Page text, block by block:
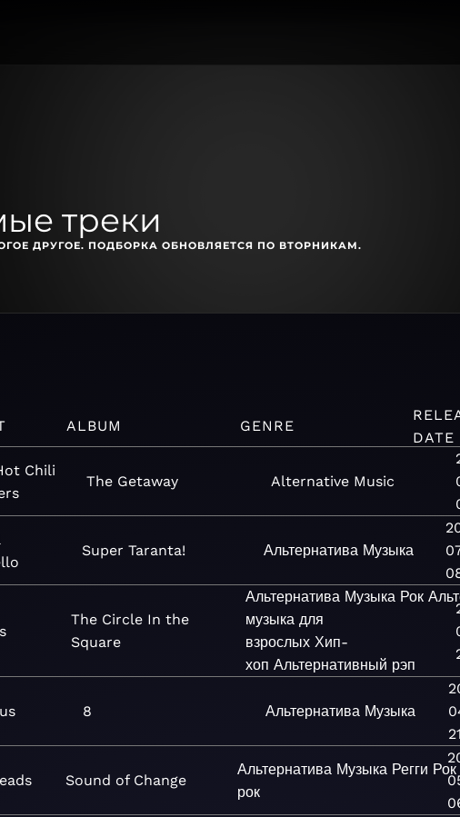
треки
ДРУГОЕ. ПОДБОРКА ОБНОВЛЯЕТСЯ ПО ВТОРНИКАМ.
ALBUM GENRE
DATE
Chili
The Getaway Alternative Music
Super Taranta! Альтернатива Музыка
The Circle In the
Square
Альтернатива Музыка Рок
музыка для
взрослых Хип-
хоп Альтернативный рэп
8 Альтернатива Музыка
21
Sound of Change
Альтернатива Музыка Регги Рок
рок